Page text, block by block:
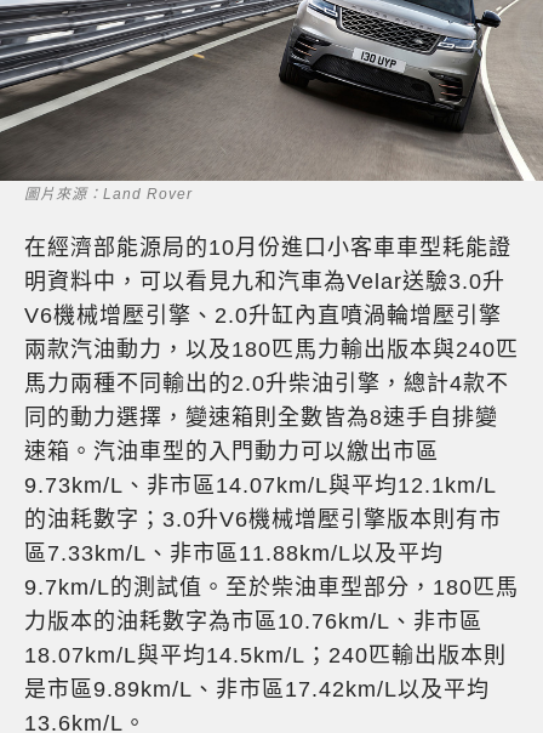
圖片來源：Land Rover
在經濟部能源局的10月份進口小客車車型耗能證
明資料中，可以看見九和汽車為Velar送驗3.0升
V6機械增壓引擎、2.0升缸內直噴渦輪增壓引擎
兩款汽油動力，以及180匹馬力輸出版本與240匹
馬力兩種不同輸出的2.0升柴油引擎，總計4款不
同的動力選擇，變速箱則全數皆為8速手自排變
速箱。汽油車型的入門動力可以繳出市區
9.73km/L、非市區14.07km/L與平均12.1km/L
的油耗數字；3.0升V6機械增壓引擎版本則有市
區7.33km/L、非市區11.88km/L以及平均
9.7km/L的測試值。至於柴油車型部分，180匹馬
力版本的油耗數字為市區10.76km/L、非市區
18.07km/L與平均14.5km/L；240匹輸出版本則
是市區9.89km/L、非市區17.42km/L以及平均
13.6km/L。